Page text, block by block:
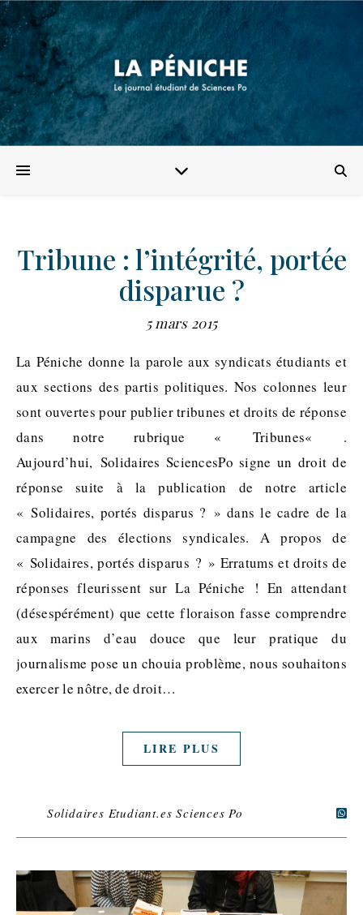
Tribune : l’intégrité, portée
disparue ?
5 mars 2015
La Péniche donne la parole aux syndicats étudiants et
aux sections des partis politiques. Nos colonnes leur
sont ouvertes pour publier tribunes et droits de réponse
dans notre rubrique « Tribunes« .
Aujourd’hui, Solidaires SciencesPo signe un droit de
réponse suite à la publication de notre article
« Solidaires, portés disparus ? » dans le cadre de la
campagne des élections syndicales. A propos de
« Solidaires, portés disparus ? » Erratums et droits de
réponses fleurissent sur La Péniche ! En attendant
(désespérément) que cette floraison fasse comprendre
aux marins d’eau douce que leur pratique du
journalisme pose un chouia problème, nous souhaitons
exercer le nôtre, de droit…
LIRE PLUS
Solidaires Etudiant.es Sciences Po